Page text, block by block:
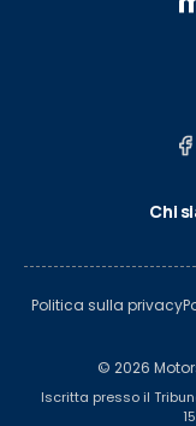
Chi
Politica sulla privacy
© 2026
Iscritta presso il